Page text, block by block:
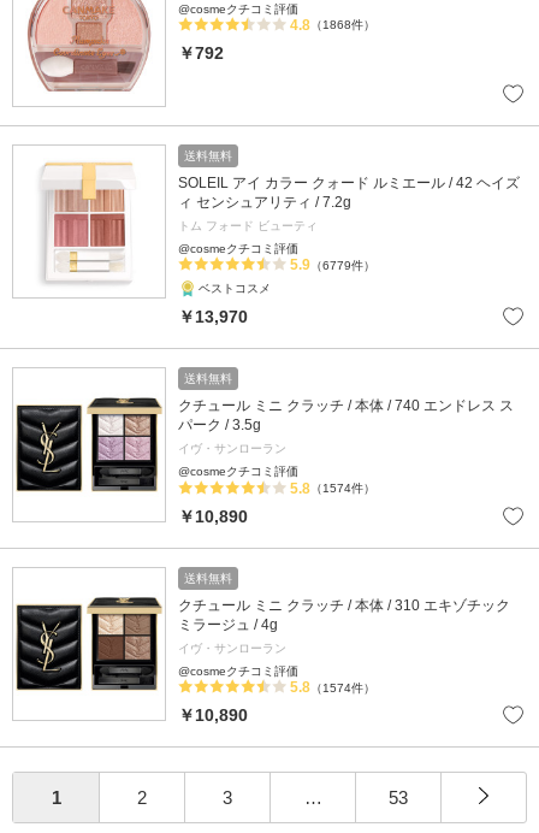
@cosmeクチコミ評価
4.8 （1868件）
￥792
送料無料
SOLEIL アイ カラー クォード ルミエール / 42 ヘイズ
ィ センシュアリティ / 7.2g
トム フォード ビューティ
@cosmeクチコミ評価
5.9 （6779件）
ベストコスメ
￥13,970
送料無料
クチュール ミニ クラッチ / 本体 / 740 エンドレス ス
パーク / 3.5g
イヴ・サンローラン
@cosmeクチコミ評価
5.8 （1574件）
￥10,890
送料無料
クチュール ミニ クラッチ / 本体 / 310 エキゾチック
ミラージュ / 4g
イヴ・サンローラン
@cosmeクチコミ評価
5.8 （1574件）
￥10,890
1 2 3 … 53